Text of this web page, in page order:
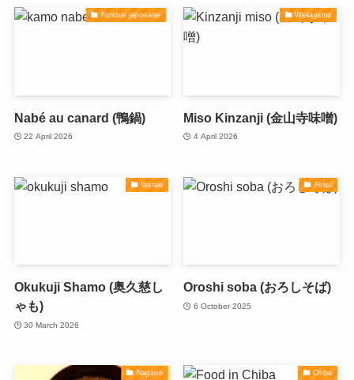
Fondue japonaise
Nabé au canard (鴨鍋)
22 April 2026
Wakayama
Miso Kinzanji (金山寺味噌)
4 April 2026
Ibaraki
Okukuji Shamo (奥久慈し
ゃも)
30 March 2026
Fukui
Oroshi soba (おろしそば)
6 October 2025
Nagano Chiba